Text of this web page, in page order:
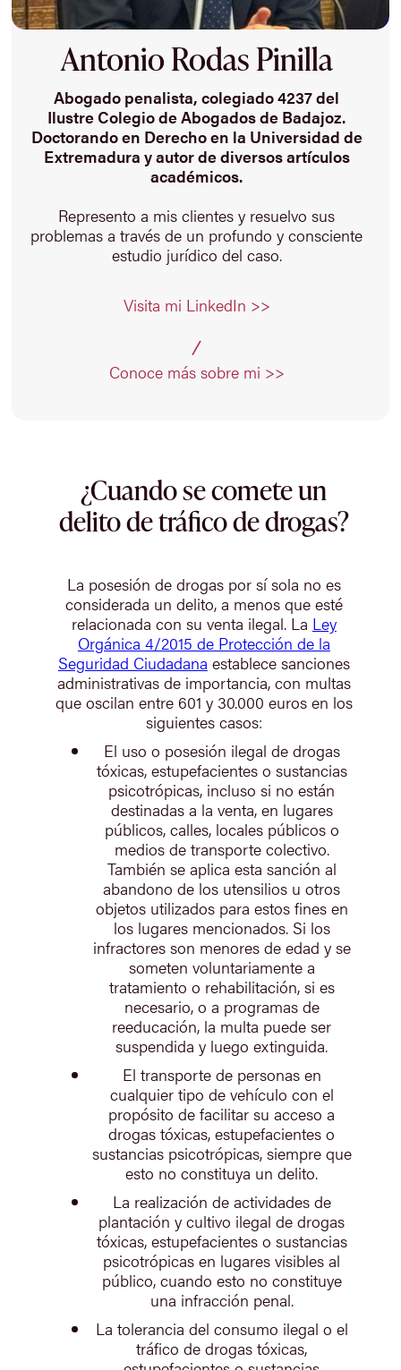
Antonio Rodas Pinilla
Abogado penalista, colegiado 4237 del
Ilustre Colegio de Abogados de Badajoz.
Doctorando en Derecho en la Universidad de
Extremadura y autor de diversos artículos
académicos.
Represento a mis clientes y resuelvo sus
problemas a través de un profundo y consciente
estudio jurídico del caso.
Visita mi LinkedIn >>
Conoce más sobre mi >>
¿Cuando se comete un
delito de tráfico de drogas?
La posesión de drogas por sí sola no es
considerada un delito, a menos que esté
relacionada con su venta ilegal. La Ley
Orgánica 4/2015 de Protección de la
Seguridad Ciudadana establece sanciones
administrativas de importancia, con multas
que oscilan entre 601 y 30.000 euros en los
siguientes casos:
El uso o posesión ilegal de drogas
tóxicas, estupefacientes o sustancias
psicotrópicas, incluso si no están
destinadas a la venta, en lugares
públicos, calles, locales públicos o
medios de transporte colectivo.
También se aplica esta sanción al
abandono de los utensilios u otros
objetos utilizados para estos fines en
los lugares mencionados. Si los
infractores son menores de edad y se
someten voluntariamente a
tratamiento o rehabilitación, si es
necesario, o a programas de
reeducación, la multa puede ser
suspendida y luego extinguida.
El transporte de personas en
cualquier tipo de vehículo con el
propósito de facilitar su acceso a
drogas tóxicas, estupefacientes o
sustancias psicotrópicas, siempre que
esto no constituya un delito.
La realización de actividades de
plantación y cultivo ilegal de drogas
tóxicas, estupefacientes o sustancias
psicotrópicas en lugares visibles al
público, cuando esto no constituye
una infracción penal.
La tolerancia del consumo ilegal o el
tráfico de drogas tóxicas,